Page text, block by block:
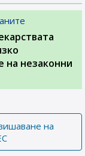
на незаконни
на